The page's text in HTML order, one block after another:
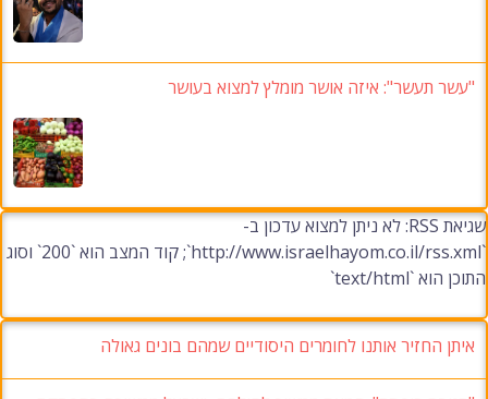
"עשר תעשר": איזה אושר מומלץ למצוא בעושר
שגיאת RSS: לא ניתן למצוא עדכון ב-
`http://www.israelhayom.co.il/rss.xml`; קוד המצב הוא `200` וסוג
התוכן הוא `text/html`
איתן החזיר אותנו לחומרים היסודיים שמהם בונים גאולה